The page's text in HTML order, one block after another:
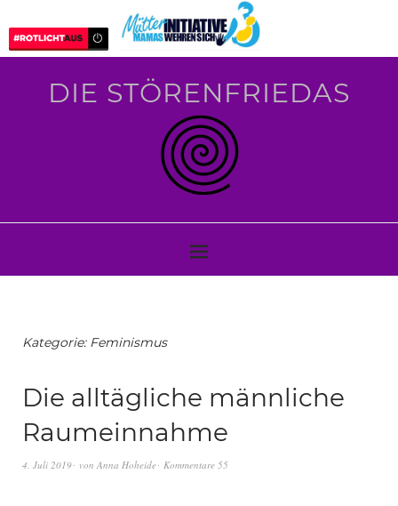
DIE STÖRENFRIEDAS
Kategorie: Feminismus
Die alltägliche männliche
Raumeinnahme
4. Juli 2019 von Anna Hoheide Kommentare 55